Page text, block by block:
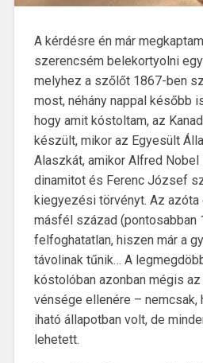
A kérdésre én már
szerencsém belekortyolni
melyhez a szőlőt 1867-ben
most, néhány nappal később
hogy amit kóstoltam, az
készült, mikor az Egyesült
Alaszkát, amikor Alfred
dinamitot és Ferenc József
kiegyezési törvényt. Az azóta
másfél század (pontosabban
felfoghatatlan, hiszen már a
távolinak tűnik… A
kóstolóban azonban mégis
vénsége ellenére – nemcsak,
iható állapotban volt, de
lehetett.